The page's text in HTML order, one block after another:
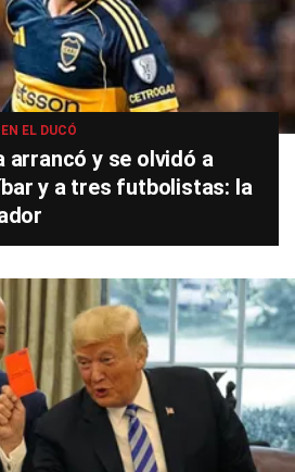
EL DUCÓ
arrancó y se olvidó a
y a tres futbolistas: la